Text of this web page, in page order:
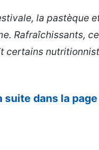
la pastèque
Rafraîchissants,
certains
suite dans la